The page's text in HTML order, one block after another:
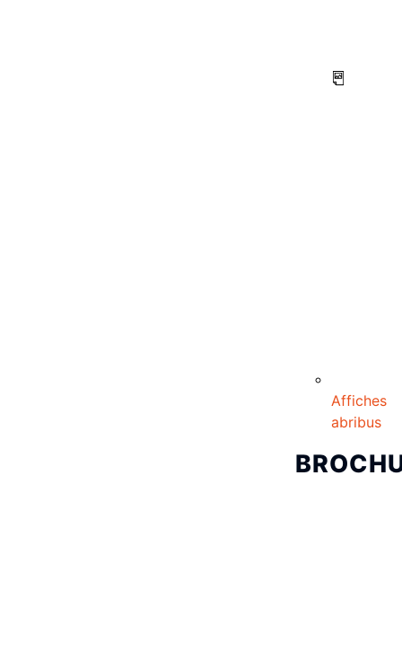
Affiches
abribus